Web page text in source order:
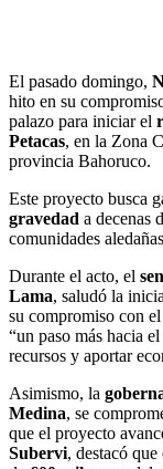
El pasado domingo,
hito en su
palazo para iniciar el
Petacas, en la Zona
provincia Bahoruco.
Este proyecto busca
gravedad a decenas
comunidades
Durante el acto, el
Lama, saludó la
su compromiso con
“un paso más hacia
recursos y aportar
Asimismo, la
Medina, se
que el proyecto
Subervi, destacó